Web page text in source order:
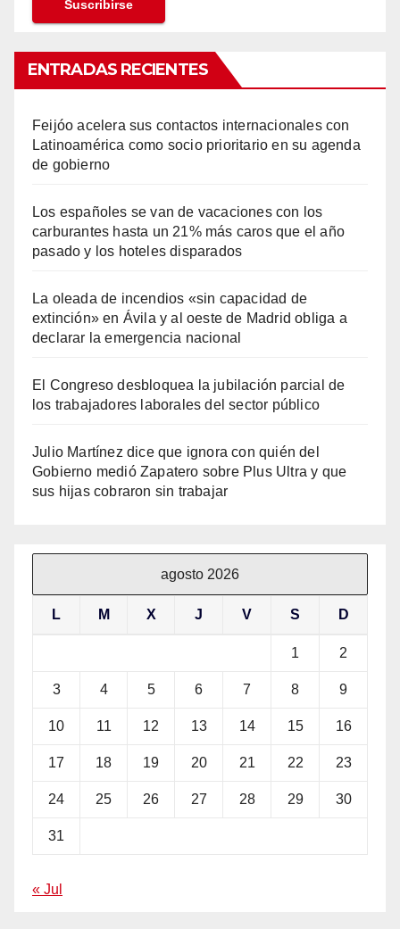
ENTRADAS RECIENTES
Feijóo acelera sus contactos internacionales con
Latinoamérica como socio prioritario en su agenda
de gobierno
Los españoles se van de vacaciones con los
carburantes hasta un 21% más caros que el año
pasado y los hoteles disparados
La oleada de incendios «sin capacidad de
extinción» en Ávila y al oeste de Madrid obliga a
declarar la emergencia nacional
El Congreso desbloquea la jubilación parcial de
los trabajadores laborales del sector público
Julio Martínez dice que ignora con quién del
Gobierno medió Zapatero sobre Plus Ultra y que
sus hijas cobraron sin trabajar
agosto 2026
L M X J V S D
1 2
3 4 5 6 7 8 9
10 11 12 13 14 15 16
17 18 19 20 21 22 23
24 25 26 27 28 29 30
31
« Jul